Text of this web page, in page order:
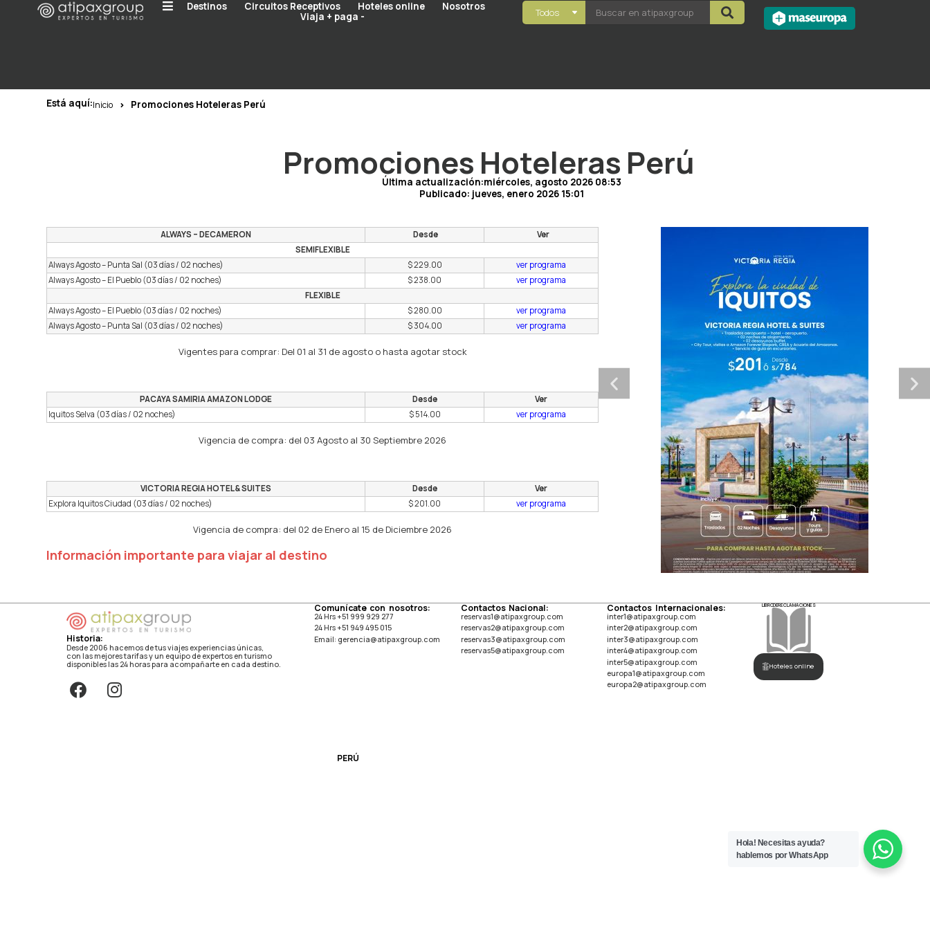
Destinos Circuitos Receptivos Hoteles online
Nosotros
Viaja + paga -
Todos
Está aquí:Inicio Promociones Hoteleras Perú
Promociones Hoteleras Perú
Última actualización:miércoles, agosto 2026 08:53
Publicado: jueves, enero 2026 15:01
ALWAYS – DECAMERON Desde
Ver
SEMIFLEXIBLE
Always Agosto – Punta Sal (03 días / 02 noches)
$ 229.00
ver programa
Always Agosto – El Pueblo (03 días / 02 noches)
$ 238.00
ver programa
FLEXIBLE
Always Agosto – El Pueblo (03 días / 02 noches)
$ 280.00
ver programa
Always Agosto – Punta Sal (03 días / 02 noches)
$ 304.00 ver programa
Vigentes para comprar: Del 01 al 31 de agosto o hasta agotar stock
PACAYA SAMIRIA AMAZON LODGE Desde
Ver
Iquitos Selva (03 días / 02 noches)
$ 514.00 ver programa
Vigencia de compra: del 03 Agosto al 30 Septiembre 2026
VICTORIA REGIA HOTEL & SUITES Desde
Ver
Explora Iquitos Ciudad (03 días / 02 noches)
$ 201.00 ver programa
Vigencia de compra: del 02 de Enero al 15 de Diciembre 2026
Información importante para viajar al destino
Historia:
Desde 2006 hacemos de tus viajes experiencias únicas,
con las mejores tarifas y un equipo de expertos en turismo
disponibles las 24 horas para acompañarte en cada destino.
Comunícate con nosotros:
24 Hrs +51 999 929 277
24 Hrs +51 949 495 015
Email: gerencia@atipaxgroup.com
PERÚ
Contactos Nacional:
reservas1@atipaxgroup.com
reservas2@atipaxgroup.com
reservas3@atipaxgroup.com
reservas5@atipaxgroup.com
Contactos Internacionales:
inter1@atipaxgroup.com
inter2@atipaxgroup.com
inter3@atipaxgroup.com
inter4@atipaxgroup.com
inter5@atipaxgroup.com
europa1@atipaxgroup.com
europa2@atipaxgroup.com
LIBRO DE RECLAMACIONES
Hoteles online
Hola! Necesitas ayuda?
hablemos por WhatsApp